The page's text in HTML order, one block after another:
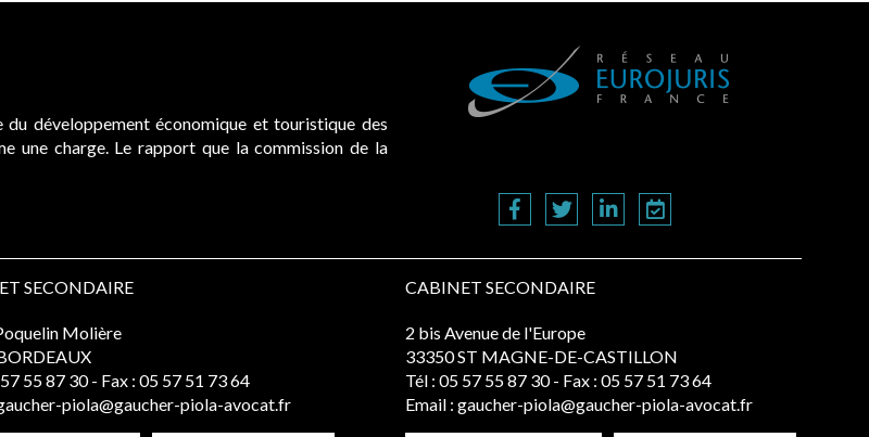
développement économique et touristique des
une charge. Le rapport que la commission de la
SECONDAIRE
Molière
55 87 30 - Fax : 05 57 51 73 64
piola@gaucher-piola-avocat.fr
CABINET SECONDAIRE
2 bis Avenue de l'Europe
33350 ST MAGNE-DE-CASTILLON
Tél : 05 57 55 87 30 - Fax : 05 57 51 73 64
Email : gaucher-piola@gaucher-piola-avocat.fr